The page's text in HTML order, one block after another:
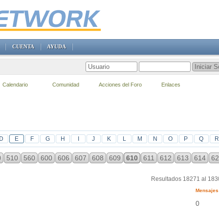
D E F G H J K L M N O P Q R
510 560 600 606 607 608 609 610 611 612 613 614
Resultados 18271 al
Mensajes
0
CUENTA AYUDA
Calendario Comunidad Acciones del Foro Enlaces